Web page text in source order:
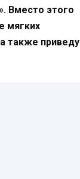
Вместо этого
мягких
также приведу